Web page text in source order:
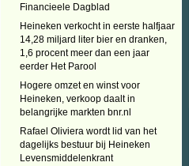
Financieele Dagblad
Heineken verkocht in eerste halfjaar
14,28 miljard liter bier en dranken,
1,6 procent meer dan een jaar
eerder Het Parool
Hogere omzet en winst voor
Heineken, verkoop daalt in
belangrijke markten bnr.nl
Rafael Oliviera wordt lid van het
dagelijks bestuur bij Heineken
Levensmiddelenkrant